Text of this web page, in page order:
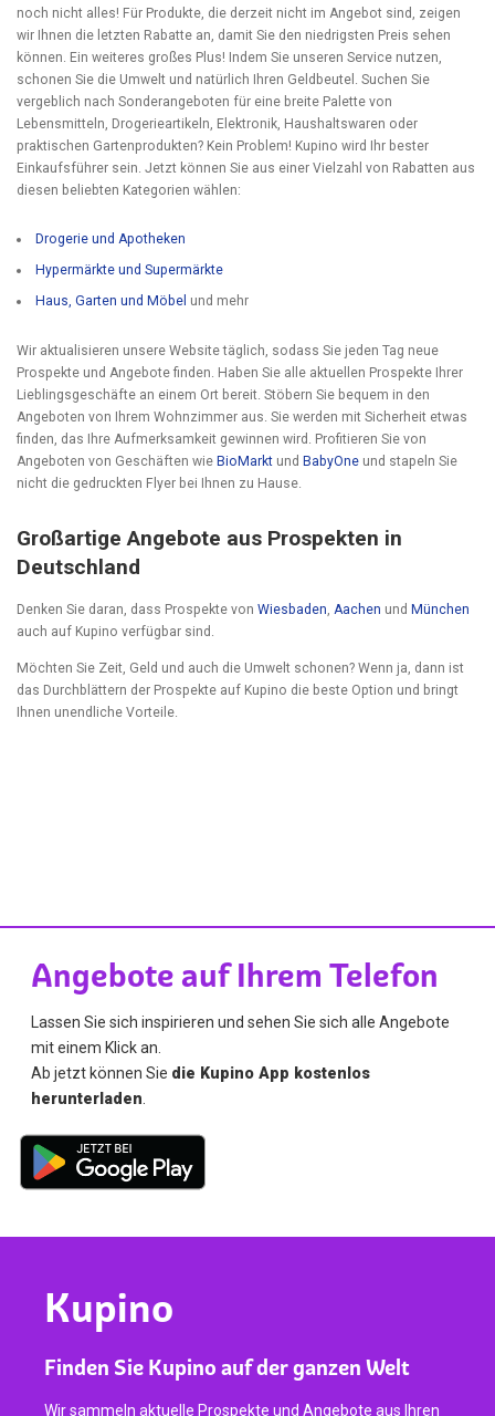
noch nicht alles! Für Produkte, die derzeit nicht im Angebot sind, zeigen
wir Ihnen die letzten Rabatte an, damit Sie den niedrigsten Preis sehen
können. Ein weiteres großes Plus! Indem Sie unseren Service nutzen,
schonen Sie die Umwelt und natürlich Ihren Geldbeutel. Suchen Sie
vergeblich nach Sonderangeboten für eine breite Palette von
Lebensmitteln, Drogerieartikeln, Elektronik, Haushaltswaren oder
praktischen Gartenprodukten? Kein Problem! Kupino wird Ihr bester
Einkaufsführer sein. Jetzt können Sie aus einer Vielzahl von Rabatten aus
diesen beliebten Kategorien wählen:
Drogerie und Apotheken
Hypermärkte und Supermärkte
Haus, Garten und Möbel und mehr
Wir aktualisieren unsere Website täglich, sodass Sie jeden Tag neue
Prospekte und Angebote finden. Haben Sie alle aktuellen Prospekte Ihrer
Lieblingsgeschäfte an einem Ort bereit. Stöbern Sie bequem in den
Angeboten von Ihrem Wohnzimmer aus. Sie werden mit Sicherheit etwas
finden, das Ihre Aufmerksamkeit gewinnen wird. Profitieren Sie von
Angeboten von Geschäften wie BioMarkt und BabyOne und stapeln Sie
nicht die gedruckten Flyer bei Ihnen zu Hause.
Großartige Angebote aus Prospekten in
Deutschland
Denken Sie daran, dass Prospekte von Wiesbaden, Aachen und München
auch auf Kupino verfügbar sind.
Möchten Sie Zeit, Geld und auch die Umwelt schonen? Wenn ja, dann ist
das Durchblättern der Prospekte auf Kupino die beste Option und bringt
Ihnen unendliche Vorteile.
Angebote auf Ihrem Telefon
Lassen Sie sich inspirieren und sehen Sie sich alle Angebote
mit einem Klick an.
Ab jetzt können Sie die Kupino App kostenlos
herunterladen.
Kupino
Finden Sie Kupino auf der ganzen Welt
Wir sammeln aktuelle Prospekte und Angebote aus Ihren